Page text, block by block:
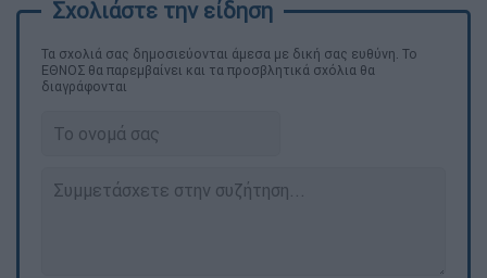
Τα σχολιά σας δημοσιεύονται άμεσα με δική σας ευθύνη. Το
ΕΘΝΟΣ θα παρεμβαίνει και τα προσβλητικά σχόλια θα
διαγράφονται